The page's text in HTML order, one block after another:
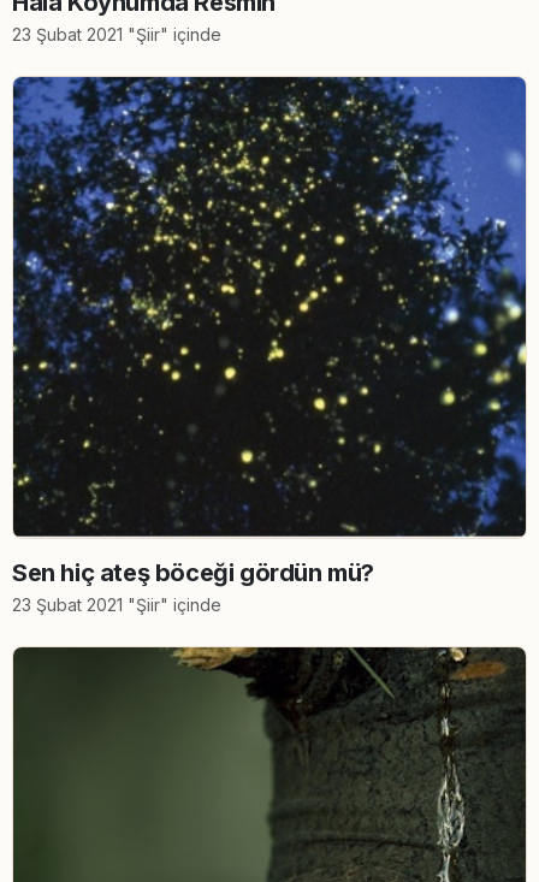
23 Şubat 2021 "Şiir" içinde
Sen hiç ateş böceği gördün mü?
23 Şubat 2021 "Şiir" içinde